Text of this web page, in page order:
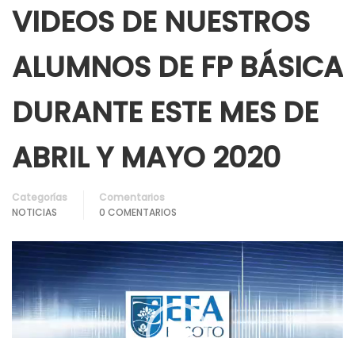
VIDEOS DE NUESTROS
ALUMNOS DE FP BÁSICA
DURANTE ESTE MES DE
ABRIL Y MAYO 2020
Categorías
NOTICIAS
Comentarios
0 COMENTARIOS
Reproductor
vídeo